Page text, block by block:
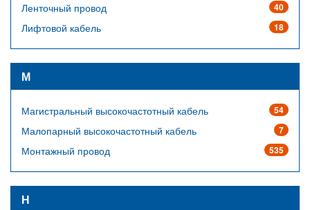
40
Ленточный провод
18
Лифтовой кабель
М
54
Магистральный высокочастотный кабель
7
Малопарный высокочастотный кабель
535
Монтажный провод
Н